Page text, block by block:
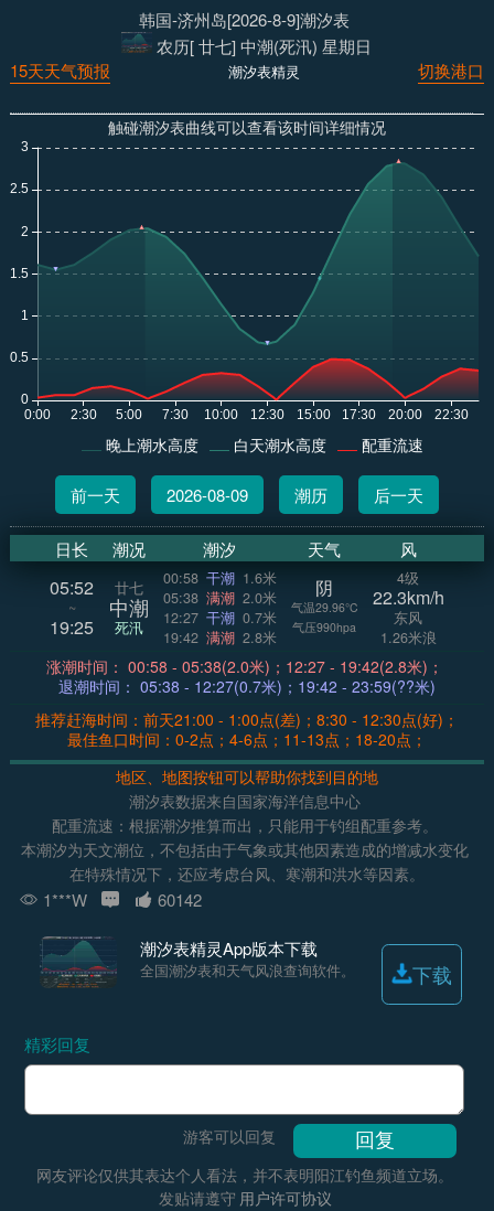
韩国-济州岛[2026-8-9]潮汐表
农历[ 廿七] 中潮(死汛) 星期日
切换港口
潮汐表精灵
15天天气预报
触碰潮汐表曲线可以查看该时间详细情况
晚上潮水高度 白天潮水高度 配重流速
前一天 2026-08-09 潮历 后一天
日长 潮况 潮汐 天气 风
05:52
~
19:25
廿七
中潮
死汛
00:58 干潮 1.6米
05:38 满潮 2.0米
12:27 干潮 0.7米
19:42 满潮 2.8米
阴
气温29.96°C
气压990hpa
4级
22.3km/h
东风
1.26米浪
涨潮时间： 00:58 - 05:38(2.0米)；12:27 - 19:42(2.8米)；
退潮时间： 05:38 - 12:27(0.7米)；19:42 - 23:59(??米)
推荐赶海时间：前天21:00 - 1:00点(差)；8:30 - 12:30点(好)；
最佳鱼口时间：0-2点；4-6点；11-13点；18-20点；
地区、地图按钮可以帮助你找到目的地
潮汐表数据来自国家海洋信息中心
配重流速：根据潮汐推算而出，只能用于钓组配重参考。
本潮汐为天文潮位，不包括由于气象或其他因素造成的增减水变化
在特殊情况下，还应考虑台风、寒潮和洪水等因素。
1***W 60142
潮汐表精灵App版本下载
全国潮汐表和天气风浪查询软件。 下载
精彩回复
游客可以回复
网友评论仅供其表达个人看法，并不表明阳江钓鱼频道立场。
发贴请遵守 用户许可协议